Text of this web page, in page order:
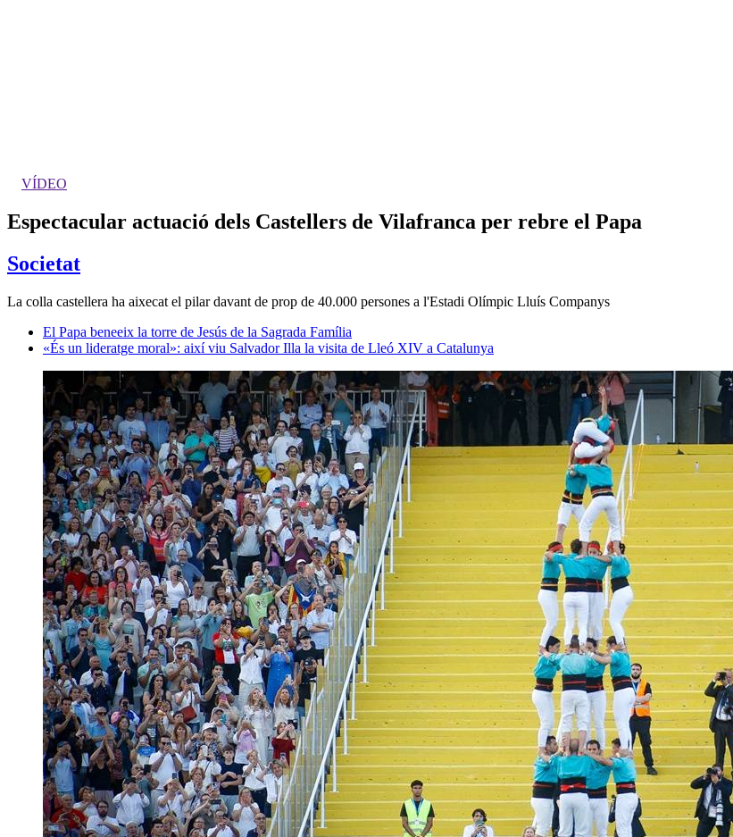
VÍDEO
Espectacular actuació dels Castellers de Vilafranca per rebre el Papa
Societat
La colla castellera ha aixecat el pilar davant de prop de 40.000 persones a l'Estadi Olímpic Lluís Companys
El Papa beneeix la torre de Jesús de la Sagrada Família
«És un lideratge moral»: així viu Salvador Illa la visita de Lleó XIV a Catalunya